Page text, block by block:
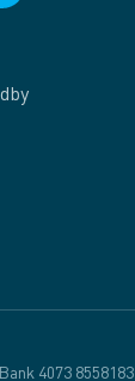
4073 8558183